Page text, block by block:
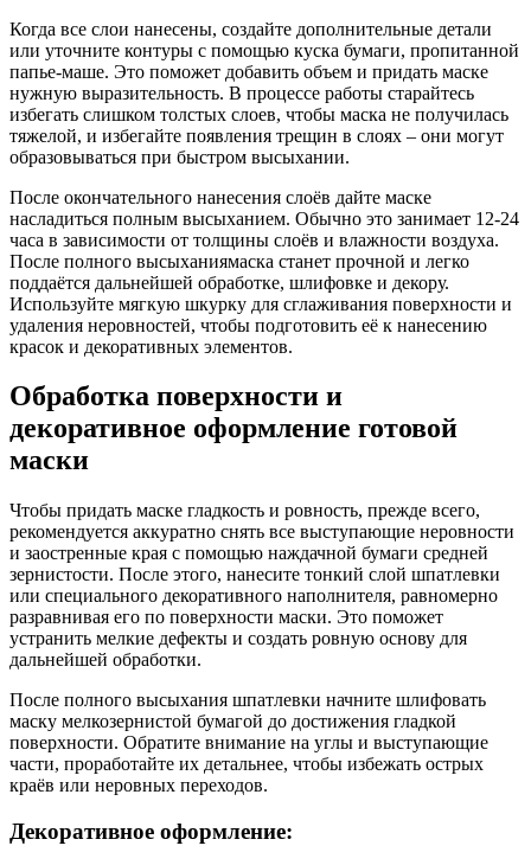
Когда все слои нанесены, создайте дополнительные детали
или уточните контуры с помощью куска бумаги, пропитанной
папье-маше. Это поможет добавить объем и придать маске
нужную выразительность. В процессе работы старайтесь
избегать слишком толстых слоев, чтобы маска не получилась
тяжелой, и избегайте появления трещин в слоях – они могут
образовываться при быстром высыхании.
После окончательного нанесения слоёв дайте маске
насладиться полным высыханием. Обычно это занимает 12-24
часа в зависимости от толщины слоёв и влажности воздуха.
После полного высыханиямаска станет прочной и легко
поддаётся дальнейшей обработке, шлифовке и декору.
Используйте мягкую шкурку для сглаживания поверхности и
удаления неровностей, чтобы подготовить её к нанесению
красок и декоративных элементов.
Обработка поверхности и
декоративное оформление готовой
маски
Чтобы придать маске гладкость и ровность, прежде всего,
рекомендуется аккуратно снять все выступающие неровности
и заостренные края с помощью наждачной бумаги средней
зернистости. После этого, нанесите тонкий слой шпатлевки
или специального декоративного наполнителя, равномерно
разравнивая его по поверхности маски. Это поможет
устранить мелкие дефекты и создать ровную основу для
дальнейшей обработки.
После полного высыхания шпатлевки начните шлифовать
маску мелкозернистой бумагой до достижения гладкой
поверхности. Обратите внимание на углы и выступающие
части, проработайте их детальнее, чтобы избежать острых
краёв или неровных переходов.
Декоративное оформление: